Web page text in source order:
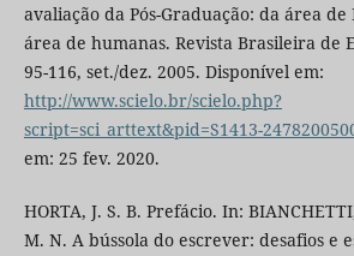
avaliação da Pós-Graduação: da área
área de humanas. Revista Brasileira de
95-116, set./dez. 2005. Disponível em:
http://www.scielo.br/scielo.php?
script=sci_arttext&pid=S1413-
em: 25 fev. 2020.
HORTA, J. S. B. Prefácio. In:
M. N. A bússola do escrever: desafios e